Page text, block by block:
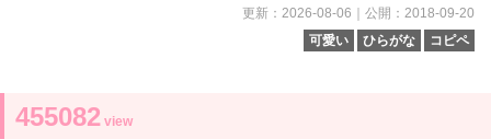
更新：2026-08-06｜公開：2018-09-20
可愛い
ひらがな コピペ
455082 view